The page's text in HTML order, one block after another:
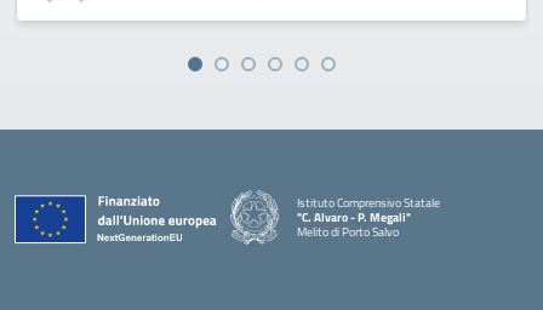
Istituto Comprensivo Statale
"C. Alvaro - P. Megali"
Melito di Porto Salvo